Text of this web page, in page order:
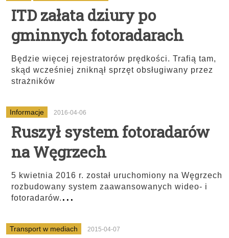
ITD załata dziury po
gminnych fotoradarach
Będzie więcej rejestratorów prędkości. Trafią tam,
skąd wcześniej zniknął sprzęt obsługiwany przez
strażników
Informacje 2016-04-06
Ruszył system fotoradarów
na Węgrzech
5 kwietnia 2016 r. został uruchomiony na Węgrzech
rozbudowany system zaawansowanych wideo- i
fotoradarów....
Transport w mediach 2015-04-07